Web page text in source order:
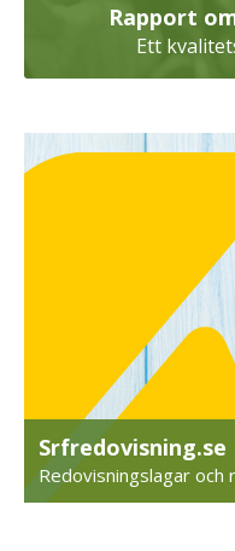
Rapport
Ett
Srfredovisning.se
Redovisningslagar och